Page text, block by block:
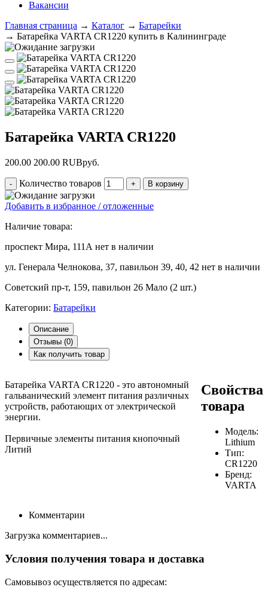
Вакансии
Главная страница → Каталог → Батарейки
→ Батарейка VARTA CR1220 купить в Калининграде
Батарейка VARTA CR1220
200.00 200.00 RUBруб.
Количество товаров
Добавить в избранное / отложенные
Наличие товара:
проспект Мира, 111А нет в наличии
ул. Генерала Челнокова, 37, павильон 39, 40, 42 нет в наличии
Советский пр-т, 159, павильон 26 Мало (2 шт.)
Категории: Батарейки
Описание
Отзывы (0)
Как получить товар
Батарейка VARTA CR1220 - это автономный
гальванический элемент питания различных
устройств, работающих от электрической
энергии.
Первичные элементы питания кнопочный
Литий
Свойства
товара
Модель:
Lithium
Тип:
CR1220
Бренд:
VARTA
Комментарии
Загрузка комментариев...
Условия получения товара и доставка
Самовывоз осуществляется по адресам: